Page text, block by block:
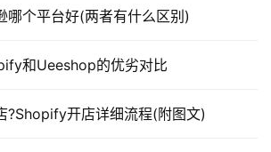
哪个平台好(两者有什么区别)
和Ueeshop的优劣对比
?Shopify开店详细流程(附图文)